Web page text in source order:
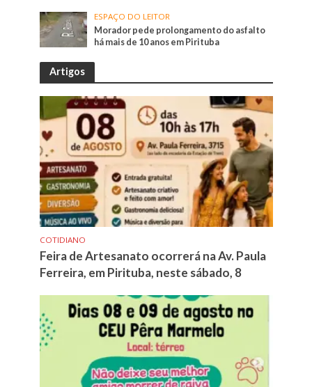
ESPAÇO DO LEITOR
Morador pede prolongamento do asfalto
há mais de 10 anos em Pirituba
Artigos
COTIDIANO
Feira de Artesanato ocorrerá na Av. Paula
Ferreira, em Pirituba, neste sábado, 8